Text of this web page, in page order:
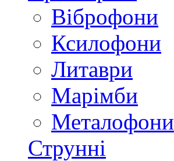
Віброфони
Ксилофони
Литаври
Марімби
Металофони
Струнні